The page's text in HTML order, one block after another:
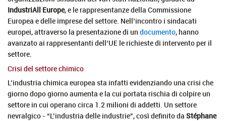
IndustriAll Europe, e le rappresentanze della Commissione
Europea e delle imprese del settore. Nell’incontro i sindacati
europei, attraverso la presentazione di un documento, hanno
avanzato ai rappresentanti dell’UE le richieste di intervento per il
settore.
Crisi del settore chimico
L’industria chimica europea sta infatti evidenziando una crisi che
giorno dopo giorno aumenta e la cui portata rischia di colpire un
settore in cui operano circa 1.2 milioni di addetti. Un settore
nevralgico - “L’industria delle industrie”, così definito da Stéphane